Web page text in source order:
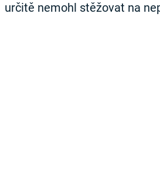
určitě nemohl stěžovat na